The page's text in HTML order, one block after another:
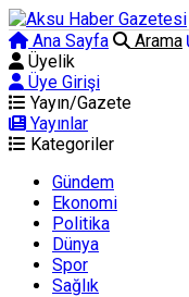
Ana Sayfa Arama
Üyelik
Üye Girişi
Yayın/Gazete
Yayınlar
Kategoriler
Gündem
Ekonomi
Politika
Dünya
Spor
Sağlık